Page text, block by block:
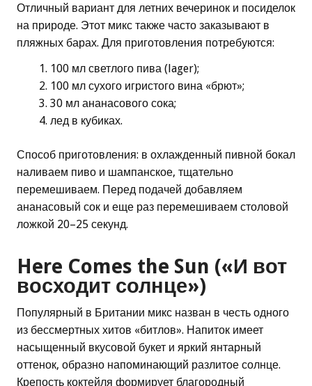
Отличный вариант для летних вечеринок и посиделок
на природе. Этот микс также часто заказывают в
пляжных барах. Для приготовления потребуются:
100 мл светлого пива (lager);
100 мл сухого игристого вина «брют»;
30 мл ананасового сока;
лед в кубиках.
Способ приготовления: в охлажденный пивной бокал
наливаем пиво и шампанское, тщательно
перемешиваем. Перед подачей добавляем
ананасовый сок и еще раз перемешиваем столовой
ложкой 20–25 секунд.
Here Comes the Sun («И вот
восходит солнце»)
Популярный в Британии микс назван в честь одного
из бессмертных хитов «битлов». Напиток имеет
насыщенный вкусовой букет и яркий янтарный
оттенок, образно напоминающий разлитое солнце.
Крепость коктейля формирует благородный